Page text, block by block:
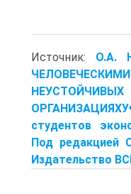
Источник: О.А.
студентов
Под редакцией
Издательство